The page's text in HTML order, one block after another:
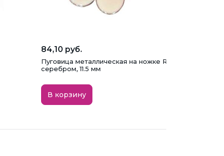
84,10 руб.
Пуговица металлическая на ножке RBD-049, белая с
серебром, 11.5 мм
В корзину